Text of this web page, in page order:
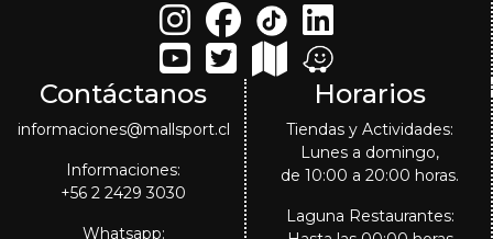
Contáctanos
informaciones@mallsport.cl
Informaciones:
+56 2 2429 3030
Whatsapp:
Horarios
Tiendas y Actividades:
Lunes a domingo,
de 10:00 a 20:00 horas.
Laguna Restaurantes: